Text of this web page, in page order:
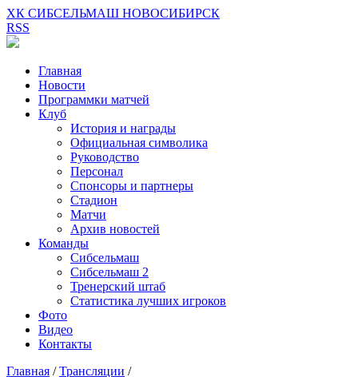
ХК СИБСЕЛЬМАШ НОВОСИБИРСК
RSS
Главная
Новости
Программки матчей
Клуб
История и награды
Официальная символика
Руководство
Персонал
Спонсоры и партнеры
Стадион
Матчи
Архив новостей
Команды
Сибсельмаш
Сибсельмаш 2
Тренерский штаб
Статистика лучших игроков
Фото
Видео
Контакты
Главная /Трансляции /